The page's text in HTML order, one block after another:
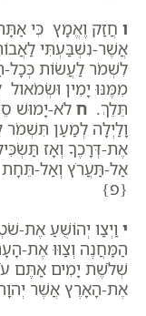
ו חֲזַק וֶאֱמָץ כִּי
אֲשֶׁר-נִשְׁבַּעְתִּי
לִשְׁמֹר לַעֲשׂוֹת
מִמֶּנּוּ יָמִין
תֵּלֵךְ. ח לֹא-יָמוּשׁ
וָלַיְלָה לְמַעַן תִּשְׁמֹר
אֶת-דְּרָכֶךָ וְאָז
אַל-תַּעֲרֹץ וְאַל-
{פ}
י וַיְצַו יְהוֹשֻׁעַ אֶת-
הַמַּחֲנֶה וְצַוּוּ אֶת-
שְׁלֹשֶׁת יָמִים אַתֶּם
אֶת-הָאָרֶץ אֲשֶׁר